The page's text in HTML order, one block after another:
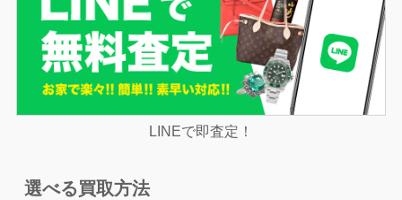
LINEで即査定！
選べる買取方法